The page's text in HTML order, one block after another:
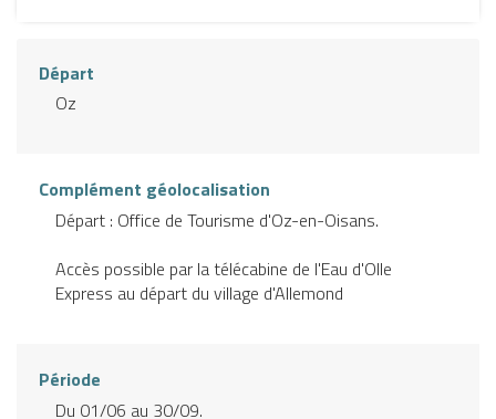
Départ
Oz
Complément géolocalisation
Départ : Office de Tourisme d'Oz-en-Oisans.
Accès possible par la télécabine de l'Eau d'Olle
Express au départ du village d'Allemond
Période
Du 01/06 au 30/09.